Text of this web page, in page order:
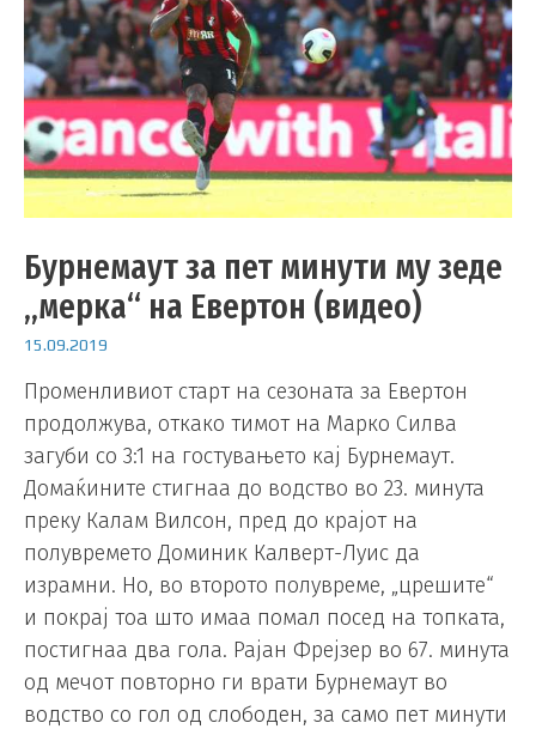
Бурнемаут за пет минути му зеде
„мерка“ на Евертон (видео)
15.09.2019
Променливиот старт на сезоната за Евертон
продолжува, откако тимот на Марко Силва
загуби со 3:1 на гостувањето кај Бурнемаут.
Домаќините стигнаа до водство во 23. минута
преку Калам Вилсон, пред до крајот на
полувремето Доминик Калверт-Луис да
израмни. Но, во второто полувреме, „црешите“
и покрај тоа што имаа помал посед на топката,
постигнаа два гола. Рајан Фрејзер во 67. минута
од мечот повторно ги врати Бурнемаут во
водство со гол од слободен, за само пет минути